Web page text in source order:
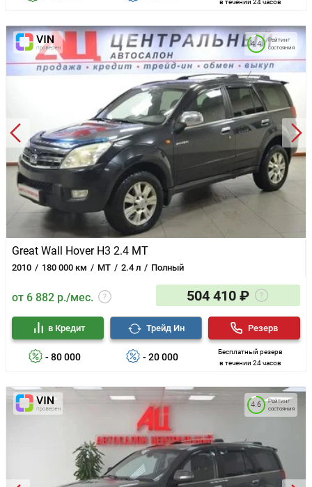
в течении 24 часов
Great Wall Hover H3 2.4 MT
2010 180 000 км MT 2.4 л Полный
Рейтинг
состояния
4.4
от 6 882 р./мес. 504 410 ₽
- 80 000
в Кредит
- 20 000
Трейд Ин
Бесплатный резерв
в течении 24 часов
Резерв
Рейтинг
состояния
4.6